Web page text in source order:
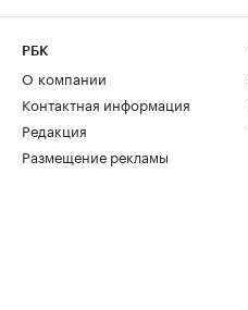
РБК
О компании
Контактная информация
Редакция
Размещение рекламы